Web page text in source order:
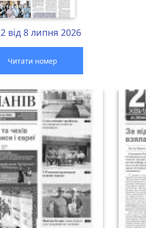
від 8 липня 2026
Читати номер